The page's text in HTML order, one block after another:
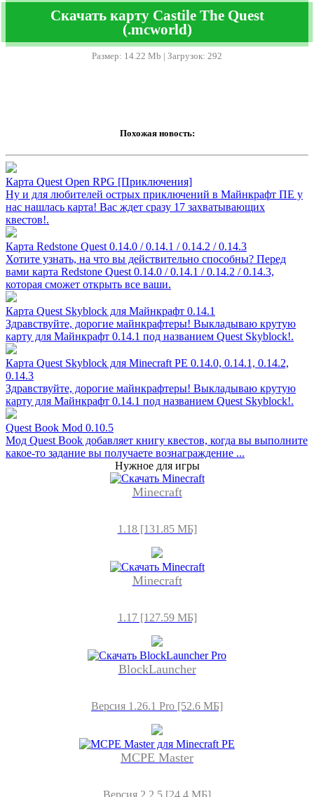
Скачать карту Castile The Quest
(.mcworld)
Размер: 14.22 Mb | Загрузок: 292
Похожая новость:
Карта Quest Open RPG [Приключения]
Ну и для любителей острых приключений в Майнкрафт ПЕ у
нас нашлась карта! Вас ждет сразу 17 захватывающих
квестов!.
Карта Redstone Quest 0.14.0 / 0.14.1 / 0.14.2 / 0.14.3
Хотите узнать, на что вы действительно способны? Перед
вами карта Redstone Quest 0.14.0 / 0.14.1 / 0.14.2 / 0.14.3,
которая сможет открыть все ваши.
Карта Quest Skyblock для Майнкрафт 0.14.1
Здравствуйте, дорогие майнкрафтеры! Выкладываю крутую
карту для Майнкрафт 0.14.1 под названием Quest Skyblock!.
Карта Quest Skyblock для Minecraft PE 0.14.0, 0.14.1, 0.14.2,
0.14.3
Здравствуйте, дорогие майнкрафтеры! Выкладываю крутую
карту для Майнкрафт 0.14.1 под названием Quest Skyblock!.
Quest Book Mod 0.10.5
Мод Quest Book добавляет книгу квестов, когда вы выполните
какое-то задание вы получаете вознаграждение ...
Нужное для игры
Minecraft
1.18 [131.85 МБ]
Minecraft
1.17 [127.59 МБ]
BlockLauncher
Версия 1.26.1 Pro [52.6 МБ]
MCPE Master